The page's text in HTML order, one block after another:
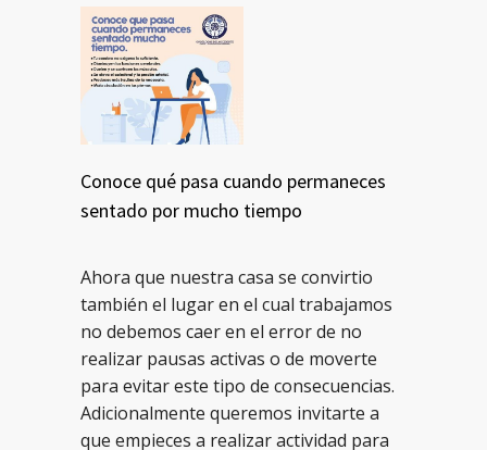
Conoce qué pasa cuando permaneces
sentado por mucho tiempo
Ahora que nuestra casa se convirtio
también el lugar en el cual trabajamos
no debemos caer en el error de no
realizar pausas activas o de moverte
para evitar este tipo de consecuencias.
Adicionalmente queremos invitarte a
que empieces a realizar actividad para